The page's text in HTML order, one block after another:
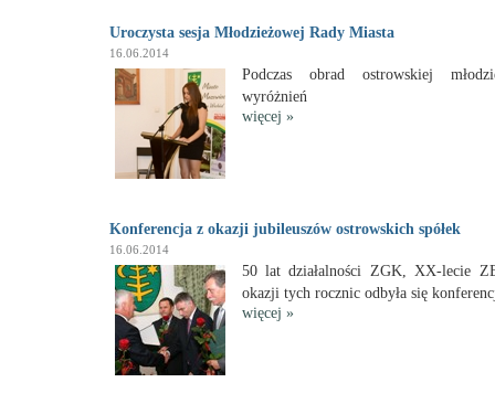
Uroczysta sesja Młodzieżowej Rady Miasta
16.06.2014
Podczas obrad ostrowskiej
wyróżnień
więcej »
Konferencja z okazji jubileuszów ostrowskich spółek
16.06.2014
50 lat działalności ZGK, XX-lecie
okazji tych rocznic odbyła się
więcej »